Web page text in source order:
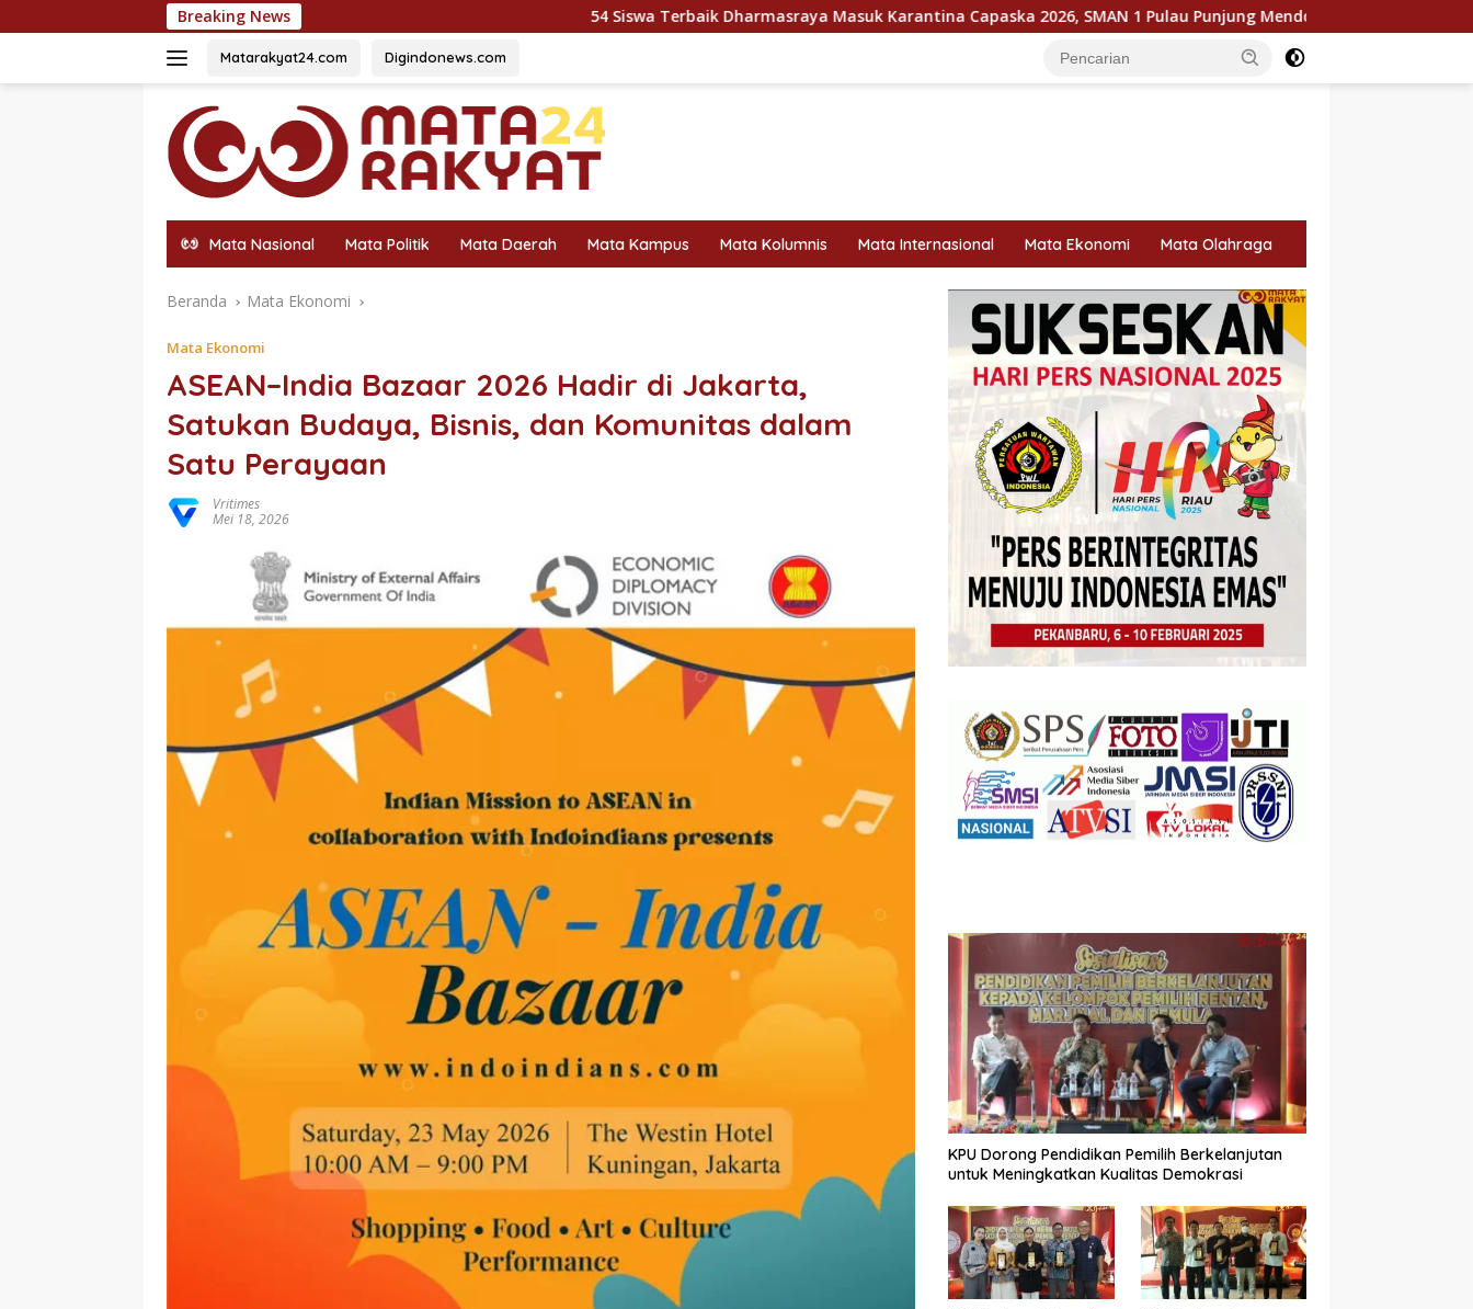
ke
Breaking News 54 Siswa Terbaik Dharmasraya Masuk Karantina Capaska 2026, SMAN 1 Pulau Punjung Mendominasi KPU Dorong Pemilih
Matarakyat24.com Digindonews.com
Mata Nasional Mata Politik Mata Daerah Mata Kampus Mata Kolumnis Mata Internasional Mata Ekonomi Mata Olahraga
Beranda Mata Ekonomi
Mata Ekonomi
ASEAN–India Bazaar 2026 Hadir di Jakarta,
Satukan Budaya, Bisnis, dan Komunitas dalam
Satu Perayaan
Vritimes
Mei 18, 2026
KPU Dorong Pendidikan Pemilih Berkelanjutan
untuk Meningkatkan Kualitas Demokrasi